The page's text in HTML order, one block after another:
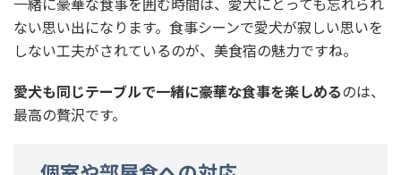
ない思い出になります。食事シーンで愛犬が寂しい思いを
しない工夫がされているのが、美食宿の魅力ですね。
愛犬も同じテーブルで一緒に豪華な食事を楽しめるのは、
最高の贅沢です。